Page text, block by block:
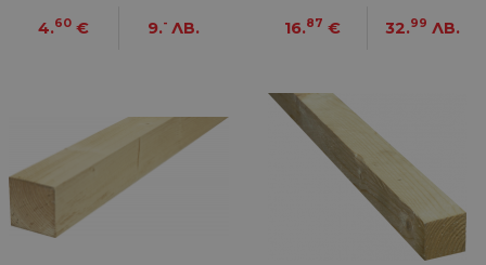
4.60 € 9.- ЛВ. 16.87 € 32.99 ЛВ.